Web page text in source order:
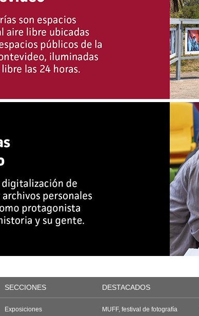
SECCIONES DESTACADOS
Exposiciones MUFF, festival de fotografía